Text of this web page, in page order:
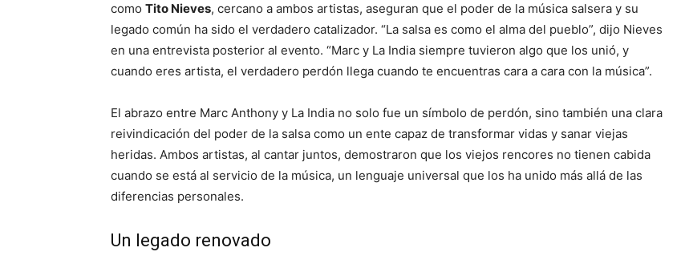
como Tito Nieves, cercano a ambos artistas, aseguran que el poder de la música salsera y su
legado común ha sido el verdadero catalizador. “La salsa es como el alma del pueblo”, dijo Nieves
en una entrevista posterior al evento. “Marc y La India siempre tuvieron algo que los unió, y
cuando eres artista, el verdadero perdón llega cuando te encuentras cara a cara con la música”.
El abrazo entre Marc Anthony y La India no solo fue un símbolo de perdón, sino también una clara
reivindicación del poder de la salsa como un ente capaz de transformar vidas y sanar viejas
heridas. Ambos artistas, al cantar juntos, demostraron que los viejos rencores no tienen cabida
cuando se está al servicio de la música, un lenguaje universal que los ha unido más allá de las
diferencias personales.
Un legado renovado